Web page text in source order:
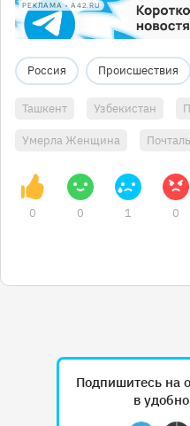
РЕКЛАМА • A42.RU
Россия Происшествия
Ташкент Узбекистан
Умерла Женщина
0 0 1 0
Подпишитесь на
в